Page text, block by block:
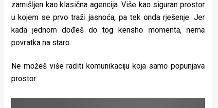
zamišljen kao klasična agencija. Više kao siguran prostor
u kojem se prvo traži jasnoća, pa tek onda rješenje. Jer
kada jednom dođeš do tog kensho momenta, nema
povratka na staro.
Ne možeš više raditi komunikaciju koja samo popunjava
prostor.